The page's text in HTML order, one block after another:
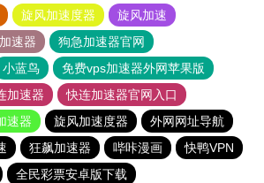
旋风加速度器
旋风加速
速器
狗急加速器官网
小蓝鸟
免费vps加速器外网苹果版
加速器
快连加速器官网入口
速器 旋风加速度器
外网网址导航
狂飙加速器 哔咔漫画
快鸭VPN
全民彩票安卓版下载